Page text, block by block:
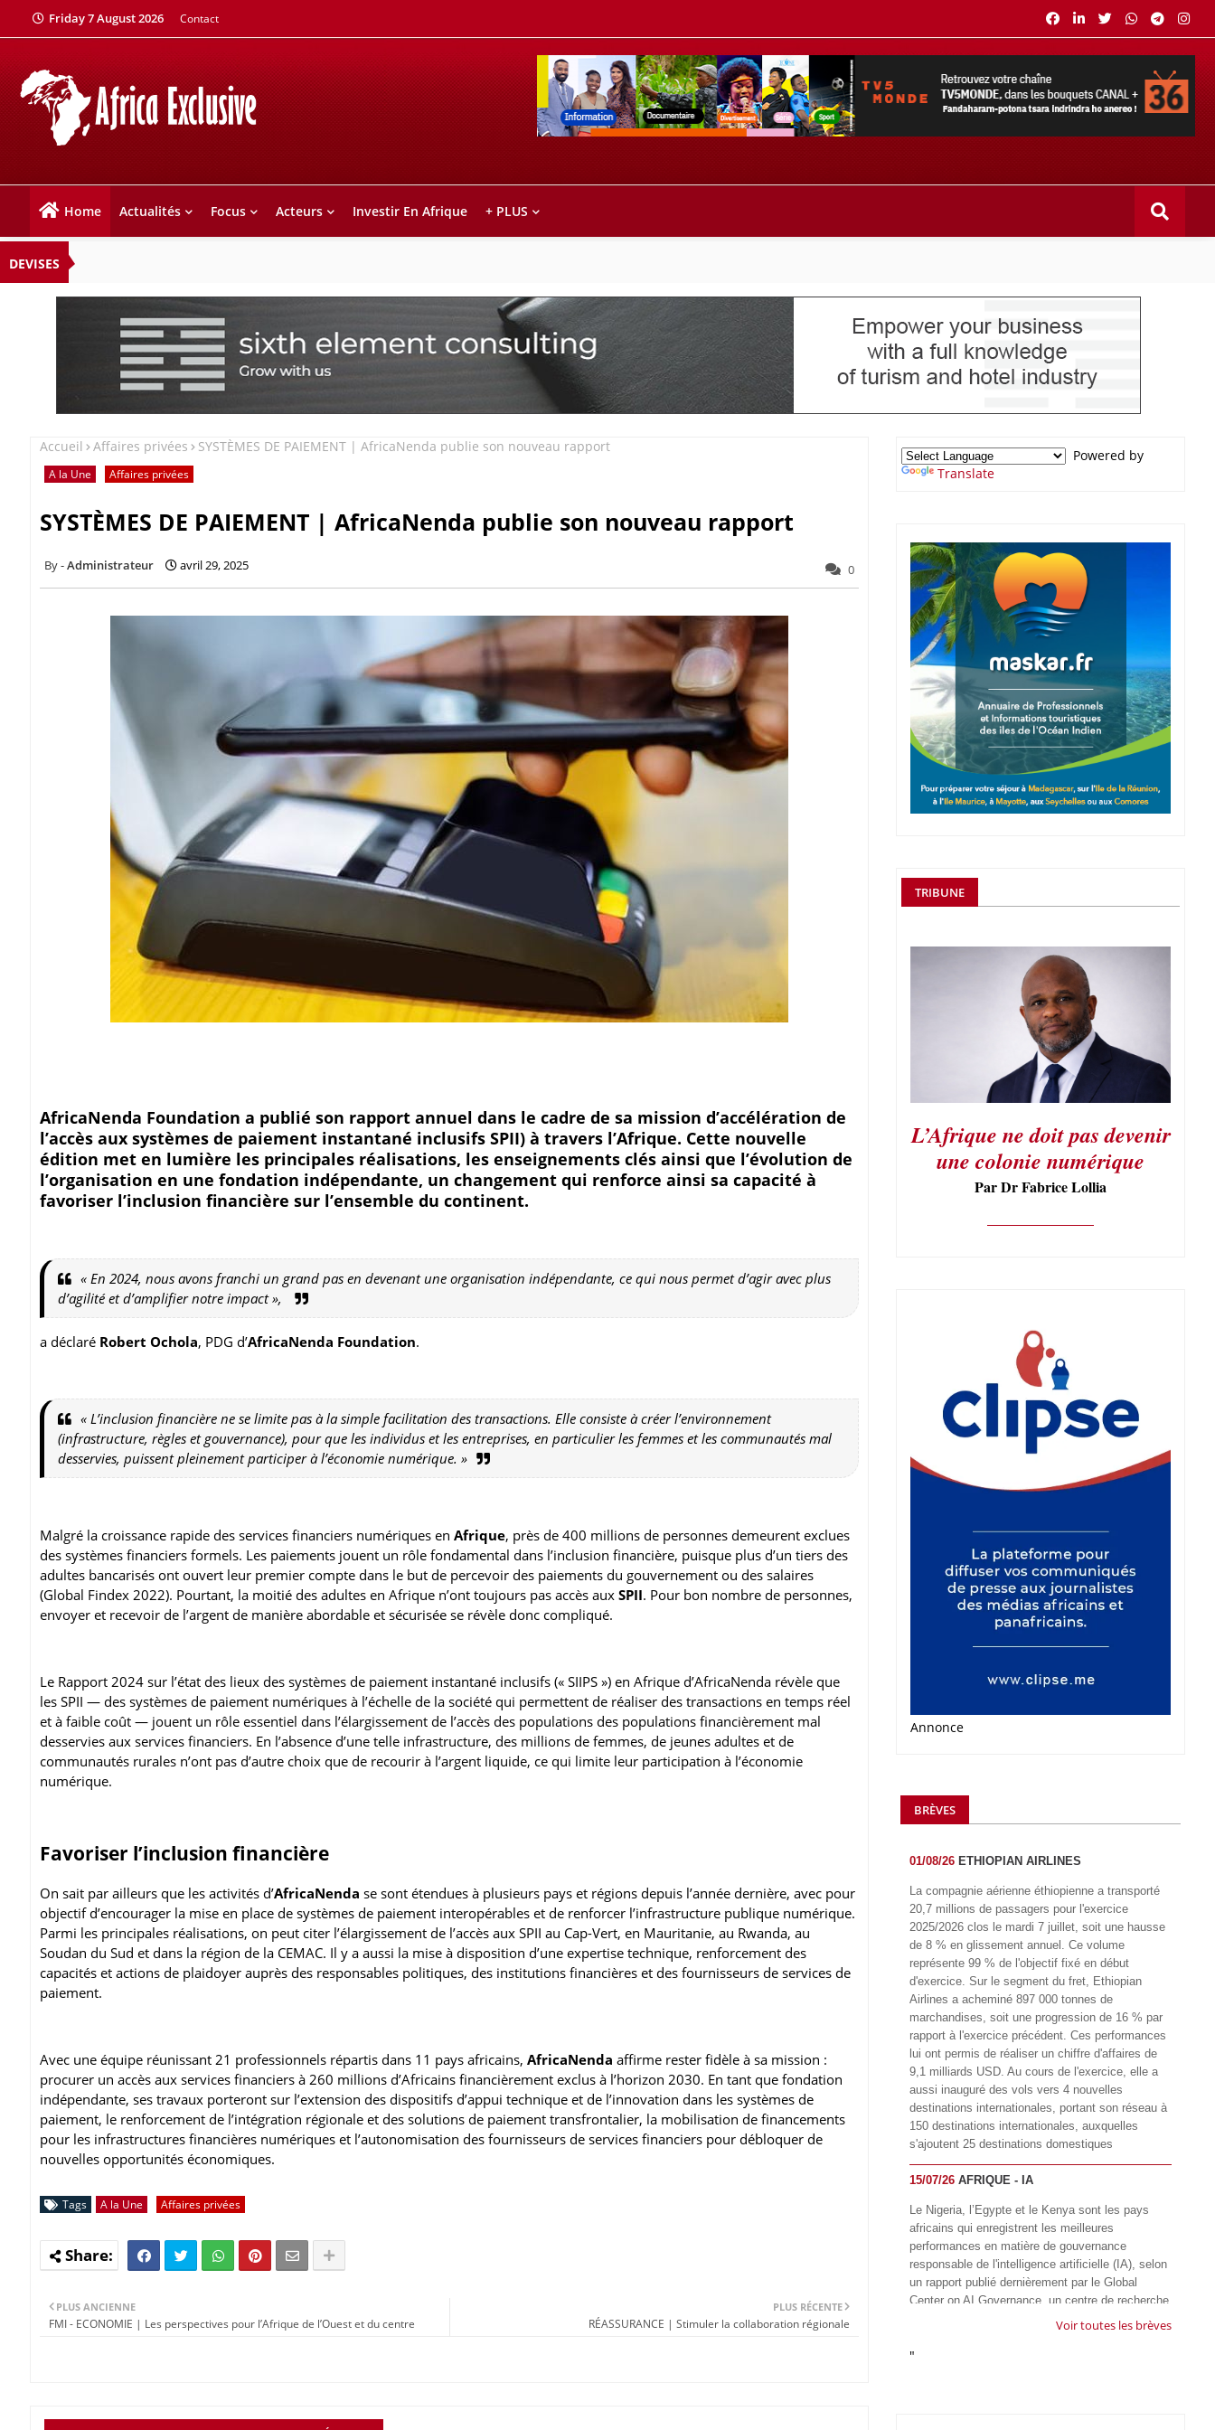
Friday 7 August 2026 Contact
Home Actualités Focus Acteurs Investir En Afrique + PLUS
DEVISES
Accueil Affaires privées SYSTÈMES DE PAIEMENT | AfricaNenda publie son nouveau rapport
A la Une Affaires privées
SYSTÈMES DE PAIEMENT | AfricaNenda publie son nouveau rapport
Administrateur avril 29, 2025 0
AfricaNenda Foundation a publié son rapport annuel dans le cadre de sa mission d’accélération de
l’accès aux systèmes de paiement instantané inclusifs SPII) à travers l’Afrique. Cette nouvelle
édition met en lumière les principales réalisations, les enseignements clés ainsi que l’évolution de
l’organisation en une fondation indépendante, un changement qui renforce ainsi sa capacité à
favoriser l’inclusion financière sur l’ensemble du continent.
« En 2024, nous avons franchi un grand pas en devenant une organisation indépendante, ce qui nous permet d’agir avec plus
d’agilité et d’amplifier notre impact »,
a déclaré Robert Ochola, PDG d’AfricaNenda Foundation.
« L’inclusion financière ne se limite pas à la simple facilitation des transactions. Elle consiste à créer l’environnement
(infrastructure, règles et gouvernance), pour que les individus et les entreprises, en particulier les femmes et les communautés mal
desservies, puissent pleinement participer à l’économie numérique. »
Malgré la croissance rapide des services financiers numériques en Afrique, près de 400 millions de personnes demeurent exclues
des systèmes financiers formels. Les paiements jouent un rôle fondamental dans l’inclusion financière, puisque plus d’un tiers des
adultes bancarisés ont ouvert leur premier compte dans le but de percevoir des paiements du gouvernement ou des salaires
(Global Findex 2022). Pourtant, la moitié des adultes en Afrique n’ont toujours pas accès aux SPII. Pour bon nombre de personnes,
envoyer et recevoir de l’argent de manière abordable et sécurisée se révèle donc compliqué.
Le Rapport 2024 sur l’état des lieux des systèmes de paiement instantané inclusifs (« SIIPS ») en Afrique d’AfricaNenda révèle que
les SPII — des systèmes de paiement numériques à l’échelle de la société qui permettent de réaliser des transactions en temps réel
et à faible coût — jouent un rôle essentiel dans l’élargissement de l’accès des populations des populations financièrement mal
desservies aux services financiers. En l’absence d’une telle infrastructure, des millions de femmes, de jeunes adultes et de
communautés rurales n’ont pas d’autre choix que de recourir à l’argent liquide, ce qui limite leur participation à l’économie
numérique.
Favoriser l’inclusion financière
On sait par ailleurs que les activités d’AfricaNenda se sont étendues à plusieurs pays et régions depuis l’année dernière, avec pour
objectif d’encourager la mise en place de systèmes de paiement interopérables et de renforcer l’infrastructure publique numérique.
Parmi les principales réalisations, on peut citer l’élargissement de l’accès aux SPII au Cap-Vert, en Mauritanie, au Rwanda, au
Soudan du Sud et dans la région de la CEMAC. Il y a aussi la mise à disposition d’une expertise technique, renforcement des
capacités et actions de plaidoyer auprès des responsables politiques, des institutions financières et des fournisseurs de services de
paiement.
Avec une équipe réunissant 21 professionnels répartis dans 11 pays africains, AfricaNenda affirme rester fidèle à sa mission :
procurer un accès aux services financiers à 260 millions d’Africains financièrement exclus à l’horizon 2030. En tant que fondation
indépendante, ses travaux porteront sur l’extension des dispositifs d’appui technique et de l’innovation dans les systèmes de
paiement, le renforcement de l’intégration régionale et des solutions de paiement transfrontalier, la mobilisation de financements
pour les infrastructures financières numériques et l’autonomisation des fournisseurs de services financiers pour débloquer de
nouvelles opportunités économiques.
Tags A la Une Affaires privées
PLUS RÉCENTE
RÉASSURANCE | Stimuler la collaboration régionale
PLUS ANCIENNE
FMI - ECONOMIE | Les perspectives pour l’Afrique de l’Ouest et du centre
Powered by
Translate
TRIBUNE
L’Afrique ne doit pas devenir
une colonie numérique
Par Dr Fabrice Lollia
Annonce
BRÈVES
01/08/26 ETHIOPIAN AIRLINES
La compagnie aérienne éthiopienne a transporté
20,7 millions de passagers pour l'exercice
2025/2026 clos le mardi 7 juillet, soit une hausse
de 8 % en glissement annuel. Ce volume
représente 99 % de l'objectif fixé en début
d'exercice. Sur le segment du fret, Ethiopian
Airlines a acheminé 897 000 tonnes de
marchandises, soit une progression de 16 % par
rapport à l'exercice précédent. Ces performances
lui ont permis de réaliser un chiffre d'affaires de
9,1 milliards USD. Au cours de l'exercice, elle a
aussi inauguré des vols vers 4 nouvelles
destinations internationales, portant son réseau à
150 destinations internationales, auxquelles
s'ajoutent 25 destinations domestiques
15/07/26 AFRIQUE - IA
Le Nigeria, l’Egypte et le Kenya sont les pays
africains qui enregistrent les meilleures
performances en matière de gouvernance
responsable de l'intelligence artificielle (IA), selon
un rapport publié dernièrement par le Global
Center on AI Governance, un centre de recherche
basé en Afrique du Sud, qui œuvre à promouvoir
à l'échelle mondiale. Alors que l’IA transforme
Voir toutes les brèves
"